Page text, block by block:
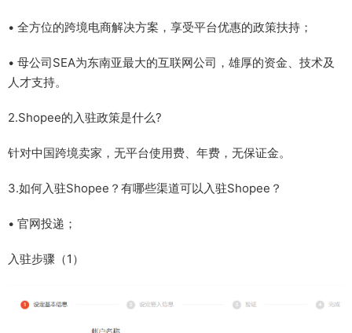
• 全方位的跨境电商解决方案，享受平台优惠的政策扶持；
• 母公司SEA为东南亚最大的互联网公司，雄厚的资金、技术及
人才支持。
2.Shopee的入驻政策是什么?
针对中国跨境卖家，无平台使用费、年费，无保证金。
3.如何入驻Shopee？有哪些渠道可以入驻Shopee？
• 官网投递；
入驻步骤（1）